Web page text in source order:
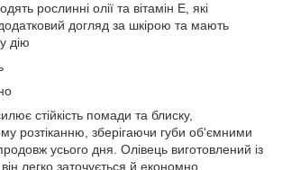
рослинні олії та вітамін Е, які
догляд за шкірою та мають
дію
стійкість помади та блиску,
розтіканню, зберігаючи губи об'ємними
усього дня. Олівець виготовлений із
легко заточується й економно